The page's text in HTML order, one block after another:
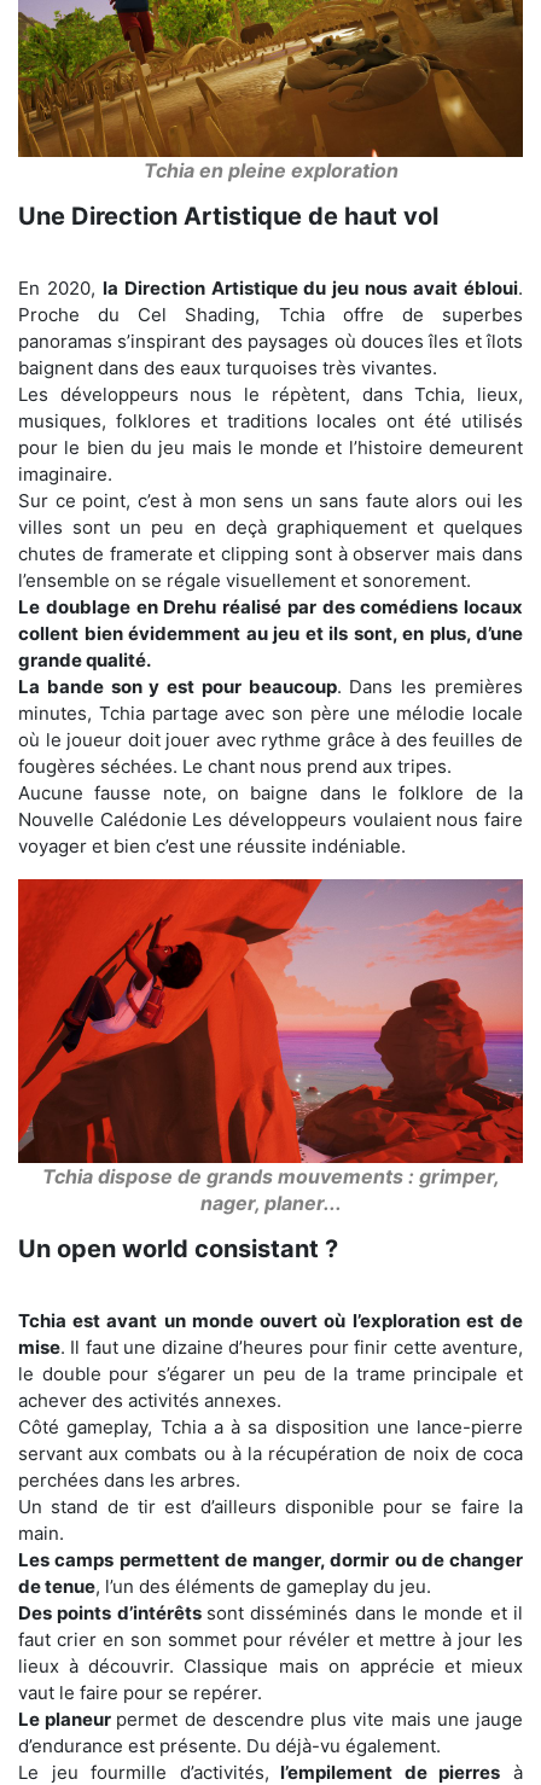
Tchia en pleine exploration
Une Direction Artistique de haut vol
En 2020, la Direction Artistique du jeu nous avait ébloui.
Proche du Cel Shading, Tchia offre de superbes
panoramas s’inspirant des paysages où douces îles et îlots
baignent dans des eaux turquoises très vivantes.
Les développeurs nous le répètent, dans Tchia, lieux,
musiques, folklores et traditions locales ont été utilisés
pour le bien du jeu mais le monde et l’histoire demeurent
imaginaire.
Sur ce point, c’est à mon sens un sans faute alors oui les
villes sont un peu en deçà graphiquement et quelques
chutes de framerate et clipping sont à observer mais dans
l’ensemble on se régale visuellement et sonorement.
Le doublage en Drehu réalisé par des comédiens locaux
collent bien évidemment au jeu et ils sont, en plus, d’une
grande qualité.
La bande son y est pour beaucoup. Dans les premières
minutes, Tchia partage avec son père une mélodie locale
où le joueur doit jouer avec rythme grâce à des feuilles de
fougères séchées. Le chant nous prend aux tripes.
Aucune fausse note, on baigne dans le folklore de la
Nouvelle Calédonie Les développeurs voulaient nous faire
voyager et bien c’est une réussite indéniable.
Tchia dispose de grands mouvements : grimper,
nager, planer...
Un open world consistant ?
Tchia est avant un monde ouvert où l’exploration est de
mise. Il faut une dizaine d’heures pour finir cette aventure,
le double pour s’égarer un peu de la trame principale et
achever des activités annexes.
Côté gameplay, Tchia a à sa disposition une lance-pierre
servant aux combats ou à la récupération de noix de coca
perchées dans les arbres.
Un stand de tir est d’ailleurs disponible pour se faire la
main.
Les camps permettent de manger, dormir ou de changer
de tenue, l’un des éléments de gameplay du jeu.
Des points d’intérêts sont disséminés dans le monde et il
faut crier en son sommet pour révéler et mettre à jour les
lieux à découvrir. Classique mais on apprécie et mieux
vaut le faire pour se repérer.
Le planeur permet de descendre plus vite mais une jauge
d’endurance est présente. Du déjà-vu également.
Le jeu fourmille d’activités, l’empilement de pierres à